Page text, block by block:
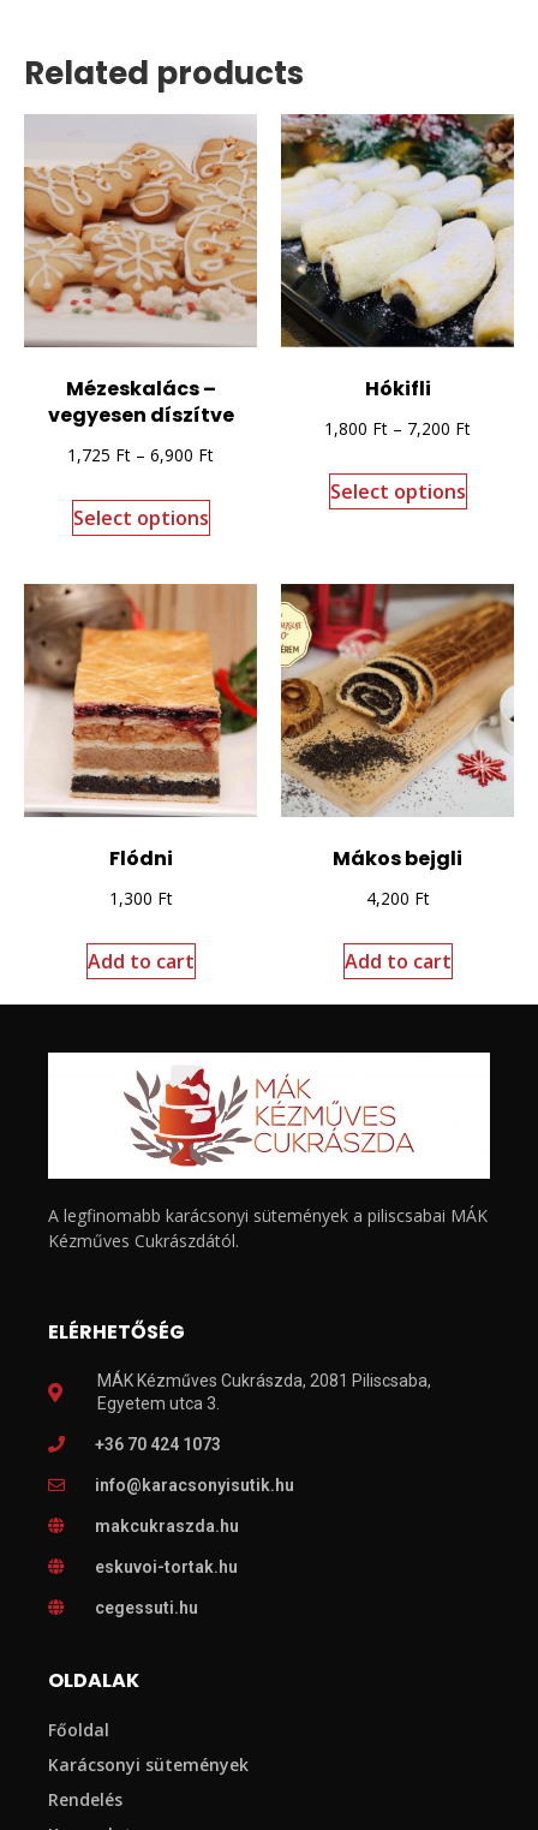
Related products
Mézeskalács –
vegyesen díszítve
1,725 Ft – 6,900 Ft
Select options
Hókifli
1,800 Ft – 7,200 Ft
Select options
Flódni
1,300 Ft
Add to cart
Mákos bejgli
4,200 Ft
Add to cart
A legfinomabb karácsonyi sütemények a piliscsabai MÁK
Kézműves Cukrászdától.
ELÉRHETŐSÉG
MÁK Kézműves Cukrászda, 2081 Piliscsaba,
Egyetem utca 3.
+36 70 424 1073
info@karacsonyisutik.hu
makcukraszda.hu
eskuvoi-tortak.hu
cegessuti.hu
OLDALAK
Főoldal
Karácsonyi sütemények
Rendelés